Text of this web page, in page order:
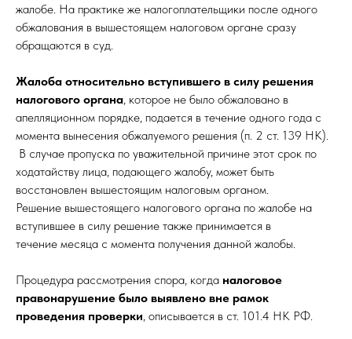
жалобе. На практике же налогоплательщики после одного
обжалования в вышестоящем налоговом органе сразу
обращаются в суд.
Жалоба относительно вступившего в силу решения
налогового органа , которое не было обжаловано в
апелляционном порядке, подается в течение одного года с
момента вынесения обжалуемого решения (п. 2 ст. 139 НК).
В случае пропуска по уважительной причине этот срок по
ходатайству лица, подающего жалобу, может быть
восстановлен вышестоящим налоговым органом.
Решение вышестоящего налогового органа по жалобе на
вступившее в силу решение также принимается в
течение месяца с момента получения данной жалобы.
Процедура рассмотрения спора, когда налоговое
правонарушение было выявлено вне рамок
проведения проверки , описывается в ст. 101.4 НК РФ.